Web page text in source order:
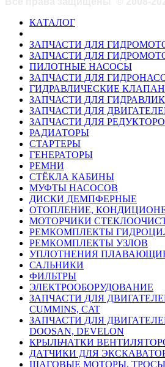
КАТАЛОГ
ЗАПЧАСТИ ДЛЯ
ЗАПЧАСТИ ДЛЯ
ПИЛОТНЫЕ НАСОСЫ
ЗАПЧАСТИ ДЛЯ
ГИДРАВЛИЧЕСКИЕ
ЗАПЧАСТИ ДЛЯ
ЗАПЧАСТИ ДЛЯ
ЗАПЧАСТИ ДЛЯ
РАДИАТОРЫ
СТАРТЕРЫ
ГЕНЕРАТОРЫ
РЕМНИ
СТЁКЛА КАБИНЫ
МУФТЫ НАСОСОВ
ДИСКИ ДЕМПФЕРНЫЕ
ОТОПЛЕНИЕ,
МОТОРЧИКИ
РЕМКОМПЛЕКТЫ
РЕМКОМПЛЕКТЫ УЗЛОВ
УПЛОТНЕНИЯ
САЛЬНИКИ
ФИЛЬТРЫ
ЭЛЕКТРООБОРУДОВАНИЕ
ЗАПЧАСТИ ДЛЯ
CUMMINS, CAT
ЗАПЧАСТИ ДЛЯ
DOOSAN, DEVELON
КРЫЛЬЧАТКИ
ДАТЧИКИ ДЛЯ
ШАГОВЫЕ МОТОРЫ, ТРОСЫ